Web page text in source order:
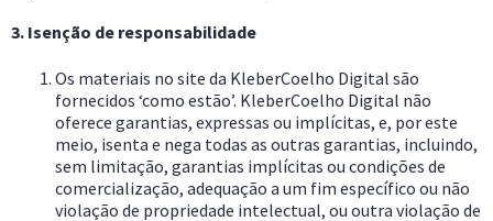
3. Isenção de responsabilidade
Os materiais no site da KleberCoelho Digital são
fornecidos ‘como estão’. KleberCoelho Digital não
oferece garantias, expressas ou implícitas, e, por este
meio, isenta e nega todas as outras garantias, incluindo,
sem limitação, garantias implícitas ou condições de
comercialização, adequação a um fim específico ou não
violação de propriedade intelectual, ou outra violação de